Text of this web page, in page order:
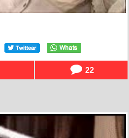
22